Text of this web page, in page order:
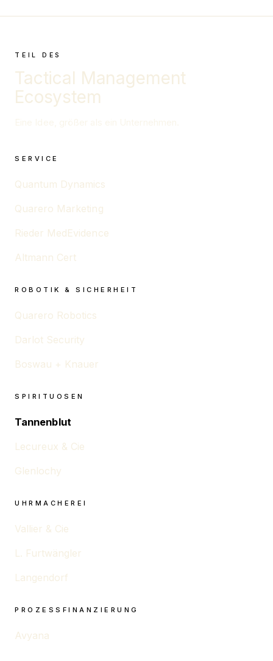
TEIL DES
Tactical Management
Ecosystem
SERVICE
Quantum Dynamics
Quarero Marketing
Rieder MedEvidence
Altmann Cert
ROBOTIK & SICHERHEIT
Quarero Robotics
Darlot Security
Boswau + Knauer
SPIRITUOSEN
Tannenblut
Lecureux & Cie
Glenlochy
UHRMACHEREI
Vallier & Cie
L. Furtwängler
Langendorf
PROZESSFINANZIERUNG
Avyana